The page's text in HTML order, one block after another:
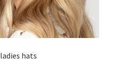
ladies hats